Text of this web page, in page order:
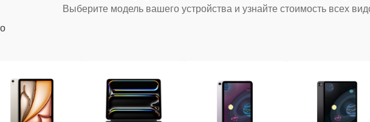
Выберите модель вашего устройства и узнайте стоимость всех